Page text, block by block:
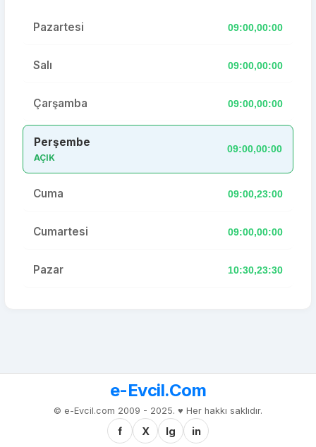
Pazartesi 09:00,00:00
Salı 09:00,00:00
Çarşamba 09:00,00:00
Perşembe
AÇIK
09:00,00:00
Cuma 09:00,23:00
Cumartesi 09:00,00:00
Pazar 10:30,23:30
e-Evcil.Com
© e-Evcil.com 2009 - 2025. ♥️ Her hakkı saklıdır.
f X Ig in